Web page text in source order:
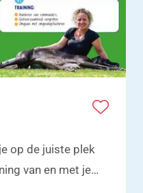
op de juiste plek
van en met je